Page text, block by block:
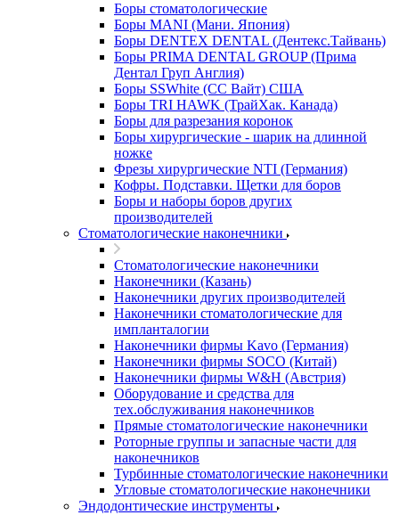
Боры стоматологические
Боры MANI (Мани. Япония)
Боры DENTEX DENTAL (Дентекс.Тайвань)
Боры PRIMA DENTAL GROUP (Прима
Дентал Груп Англия)
Боры SSWhite (СС Вайт) США
Боры TRI HAWK (ТрайХак. Канада)
Боры для разрезания коронок
Боры хирургические - шарик на длинной
ножке
Фрезы хирургические NTI (Германия)
Кофры. Подставки. Щетки для боров
Боры и наборы боров других
производителей
Стоматологические наконечники
Стоматологические наконечники
Наконечники (Казань)
Наконечники других производителей
Наконечники стоматологические для
импланталогии
Наконечники фирмы Kavo (Германия)
Наконечники фирмы SOCO (Китай)
Наконечники фирмы W&H (Австрия)
Оборудование и средства для
тех.обслуживания наконечников
Прямые стоматологические наконечники
Роторные группы и запасные части для
наконечников
Турбинные стоматологические наконечники
Угловые стоматологические наконечники
Эндодонтические инструменты